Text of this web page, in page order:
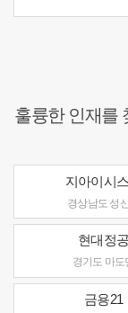
훌륭한 인재를
지아이시
경상남도 성
현대정공
경기도 마도
금용21